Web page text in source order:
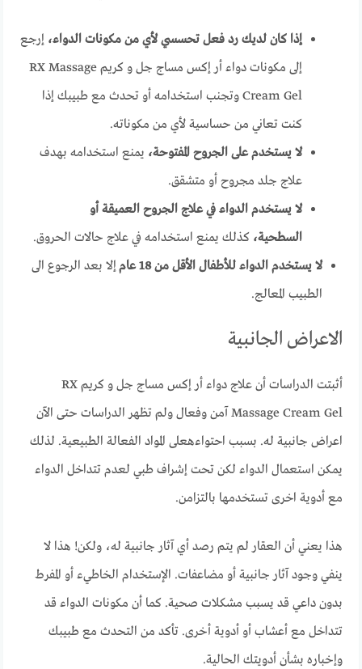
إذا كان لديك رد فعل تحسسي لأي من مكونات الدواء، إرجع
إلى مكونات دواء أر إكس مساج جل و كريم RX Massage
Cream Gel وتجنب استخدامه أو تحدث مع طبيبك إذا
كنت تعاني من حساسية لأي من مكوناته.
لا يستخدم على الجروح المفتوحة، يمنع استخدامه بهدف
علاج جلد مجروح أو متشقق.
لا يستخدم الدواء في علاج الجروح العميقة أو
السطحية، كذلك يمنع استخدامه في علاج حالات الحروق.
لا يستخدم الدواء للأطفال الأقل من 18 عام
إلا بعد الرجوع الى
الطبيب المعالج.
الاعراض الجانبية
أثبتت الدراسات أن علاج دواء أر إكس مساج جل و كريم RX
Massage Cream Gel آمن وفعال ولم تظهر الدراسات حتى الآن
اعراض جانبية له. بسبب احتواءهعلى المواد الفعالة الطبيعية. لذلك
يمكن استعمال الدواء لكن تحت إشراف طبي لعدم تتداخل الدواء
مع أدوية اخرى تستخدمها بالتزامن.
هذا يعني أن العقار لم يتم رصد أي آثار جانبية له، ولكن! هذا لا
ينفي وجود آثار جانبية أو مضاعفات. الإستخدام الخاطيء أو المفرط
بدون داعي قد يسبب مشكلات صحية. كما أن مكونات الدواء قد
تتداخل مع أعشاب أو أدوية أخرى. تأكد من التحدث مع طبيبك
وإخباره بشأن أدويتك الحالية.